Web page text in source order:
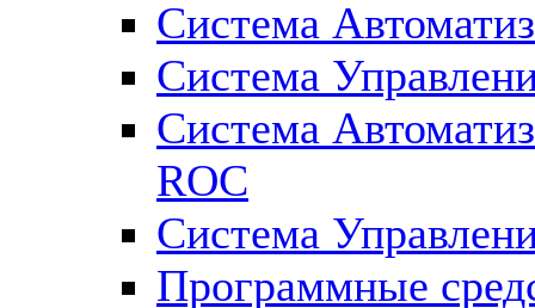
Система
Система
Система
ROC
Система
Программные